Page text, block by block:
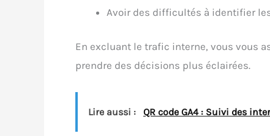
Avoir des difficultés à identifier
En excluant le trafic interne, vous vous
prendre des décisions plus éclairées.
Lire aussi : QR code GA4 : Suivi des